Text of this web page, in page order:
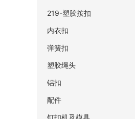
219-塑胶按扣
内衣扣
弹簧扣
塑胶绳头
铝扣
配件
钉扣机及模具